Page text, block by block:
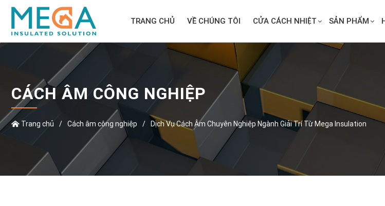
TRANG CHỦ VỀ CHÚNG TÔI CỬA CÁCH NHIỆT SẢN PHẨM
CÁCH ÂM CÔNG NGHIỆP
Trang chủ / Cách âm công nghiệp / Dịch Vụ Cách Âm Chuyên Nghiệp Ngành Giải Trí Từ Mega Insulation